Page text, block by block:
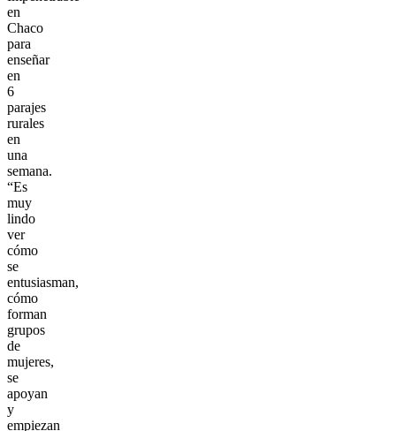
en
Chaco
para
enseñar
en
6
parajes
rurales
en
una
semana.
“Es
muy
lindo
ver
cómo
se
entusiasman,
cómo
forman
grupos
de
mujeres,
se
apoyan
y
empiezan